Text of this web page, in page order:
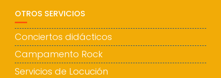
OTROS SERVICIOS
Conciertos didácticos
Campamento Rock
Servicios de Locución